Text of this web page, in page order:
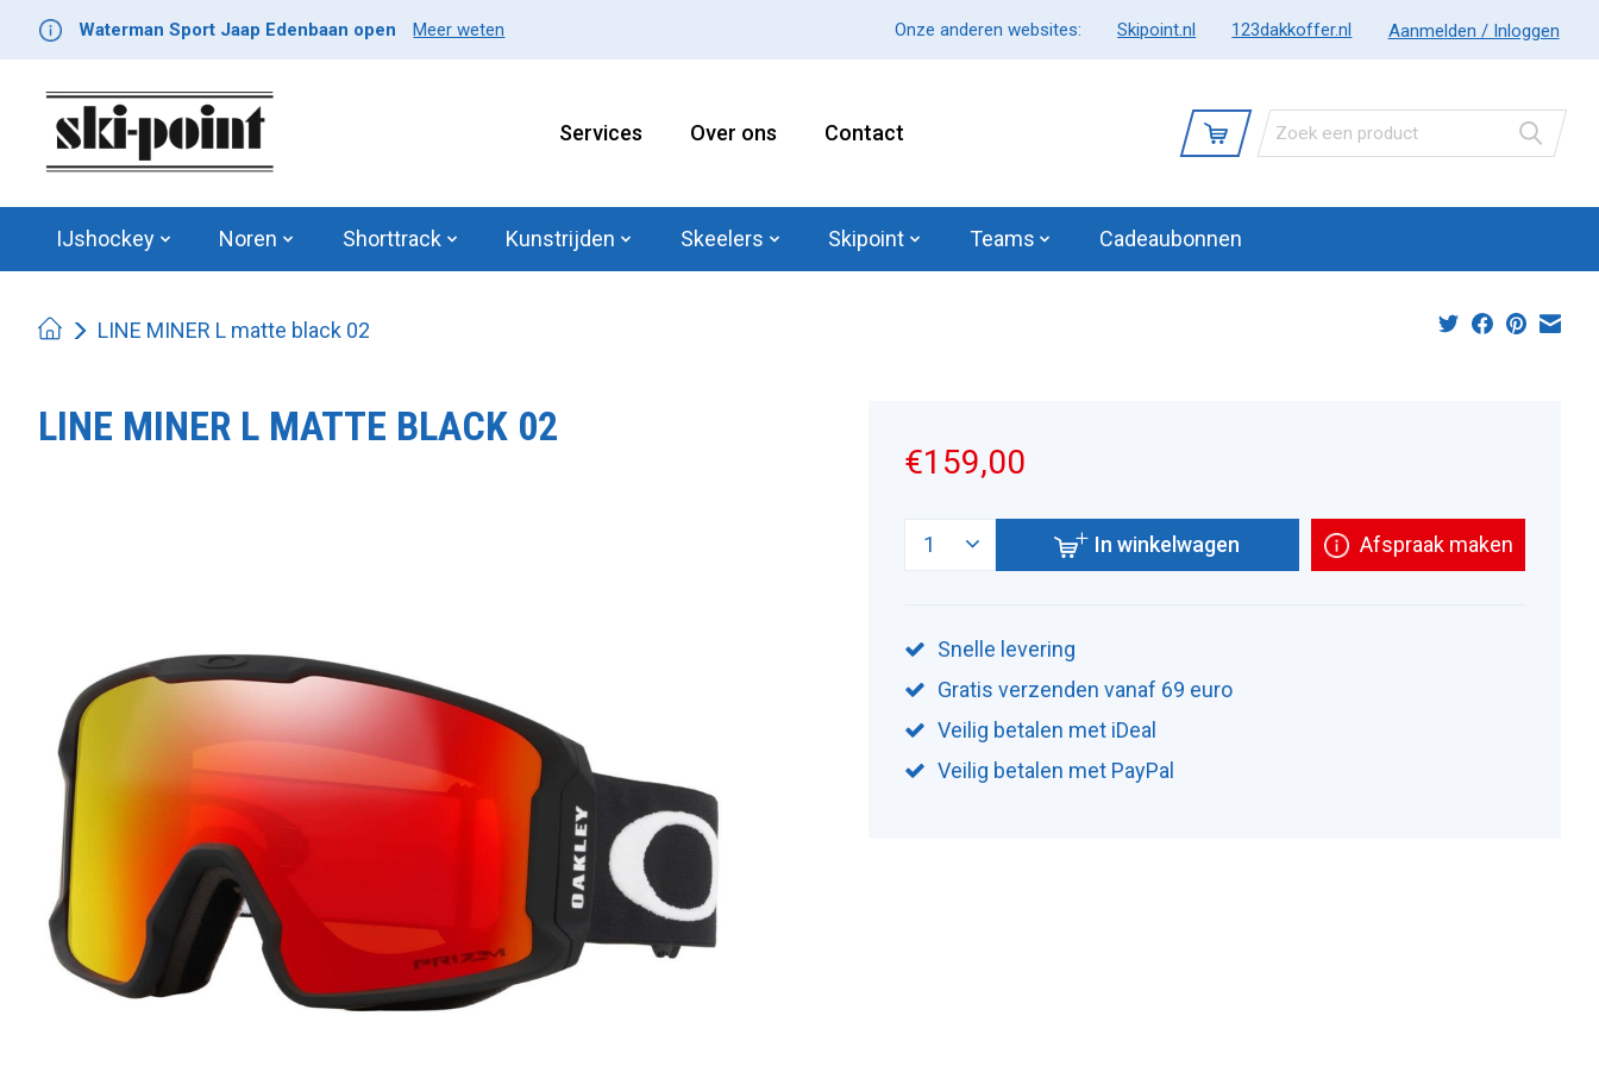
Waterman Sport Jaap Edenbaan open Meer weten Onze anderen websites: Skipoint.nl 123dakkoffer.nl Aanmelden / Inloggen
Services Over ons Contact
IJshockey Noren Shorttrack Kunstrijden Skeelers Skipoint Teams Cadeaubonnen
LINE MINER L matte black 02
LINE MINER L MATTE BLACK 02
€159,00
In winkelwagen Afspraak maken
Snelle levering
Gratis verzenden vanaf 69 euro
Veilig betalen met iDeal
Veilig betalen met PayPal